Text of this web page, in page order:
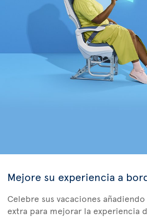
Mejore su experiencia a
Celebre sus vacaciones
extra para mejorar la experiencia